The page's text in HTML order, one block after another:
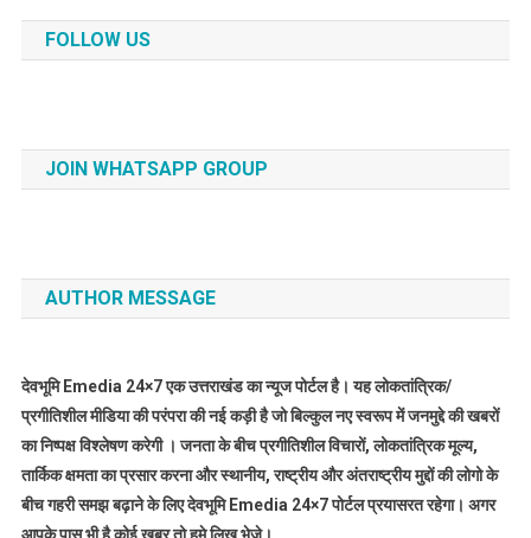
FOLLOW US
JOIN WHATSAPP GROUP
AUTHOR MESSAGE
देवभूमि Emedia 24×7 एक उत्तराखंड का न्यूज पोर्टल है। यह लोकतांत्रिक/
प्रगीतिशील मीडिया की परंपरा की नई कड़ी है जो बिल्कुल नए स्वरूप में जनमुद्दे की खबरों
का निष्पक्ष विश्लेषण करेगी । जनता के बीच प्रगीतिशील विचारों, लोकतांत्रिक मूल्य,
तार्किक क्षमता का प्रसार करना और स्थानीय, राष्ट्रीय और अंतराष्ट्रीय मुद्दों की लोगो के
बीच गहरी समझ बढ़ाने के लिए देवभूमि Emedia 24×7 पोर्टल प्रयासरत रहेगा। अगर
आपके पास भी है कोई खबर तो हमे लिख भेजे।